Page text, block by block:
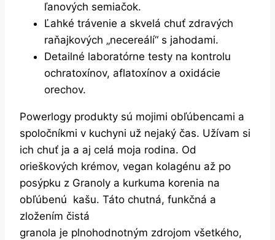
ľanových semiačok.
Ľahké trávenie a skvelá chuť zdravých
raňajkových „necereálí“ s jahodami.
Detailné laboratórne testy na kontrolu
ochratoxínov, aflatoxínov a oxidácie
orechov.
Powerlogy produkty sú mojimi obľúbencami a
spoločníkmi v kuchyni už nejaký čas. Užívam si
ich chuť ja a aj celá moja rodina. Od
orieškových krémov, vegan kolagénu až po
posýpku z Granoly a kurkuma korenia na
obľúbenú kašu. Táto chutná, funkčná a
zložením čistá
granola je plnohodnotným zdrojom všetkého,